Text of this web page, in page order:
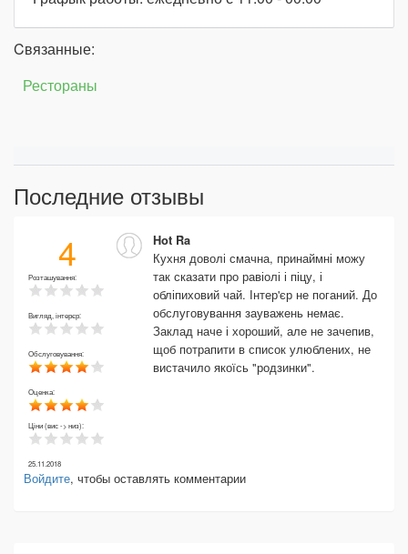
Cвязанные:
Рестораны
Последние отзывы
4
Розташування:
Вигляд, інтерєр:
Обслуговування:
Оценка:
Ціни (вис -> низ):
Hot Ra
Кухня доволі смачна, принаймні можу
так сказати про равіолі і піцу, і
обліпиховий чай. Інтер'єр не поганий. До
обслуговування зауважень немає.
Заклад наче і хороший, але не зачепив,
щоб потрапити в список улюблених, не
вистачило якоїсь "родзинки".
25.11.2018
Войдите, чтобы оставлять комментарии